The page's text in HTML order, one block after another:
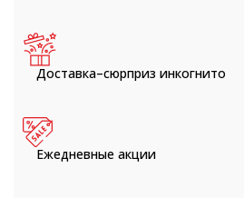
Доставка–сюрприз инкогнито
Ежедневные акции